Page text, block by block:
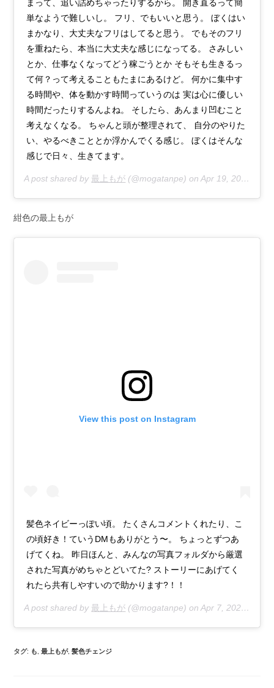
まって、追い詰めちゃったりするから。 開き直るって簡
単なようで難しいし。 フリ、でもいいと思う。 ぼくはい
まかなり、大丈夫なフリはしてると思う。 でもそのフリ
を重ねたら、本当に大丈夫な感じになってる。 さみしい
とか、仕事なくなってどう稼ごうとか そもそも生きるっ
て何？って考えることもたまにあるけど。 何かに集中す
る時間や、体を動かす時間っていうのは 実は心に優しい
時間だったりするんよね。 そしたら、あんまり凹むこと
考えなくなる。 ちゃんと頭が整理されて、 自分のやりた
い、やるべきこととか浮かんでくる感じ。 ぼくはそんな
感じで日々、生きてます。
A post shared by 最上もが (@mogatanpe) onApr 19, 2020 at 3:52am PDT
紺色の最上もが
View this post on Instagram
髪色ネイビーっぽい頃。 たくさんコメントくれたり、こ
の頃好き！ていうDMもありがとう〜。 ちょっとずつあ
げてくね。 昨日ほんと、みんなの写真フォルダから厳選
された写真がめちゃとどいてた? ストーリーにあげてく
れたら共有しやすいので助かります?！！
A post shared by 最上もが (@mogatanpe) onApr 7, 2020 at 12:57am PDT
タグ: も, 最上もが, 髪色チェンジ